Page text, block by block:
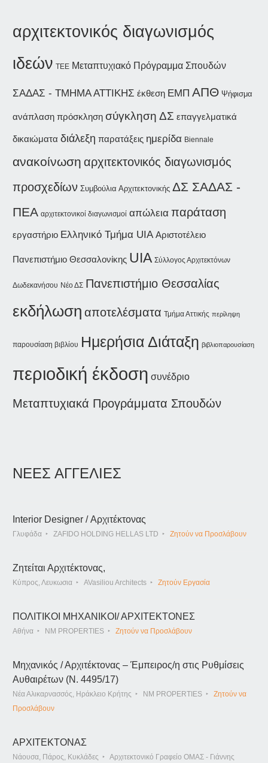
αρχιτεκτονικός διαγωνισμός
ιδεών ΤΕΕ Μεταπτυχιακό Πρόγραμμα Σπουδών
ΣΑΔΑΣ - ΤΜΗΜΑ ΑΤΤΙΚΗΣ έκθεση ΕΜΠ ΑΠΘ Ψήφισμα
ανάπλαση πρόσκληση σύγκληση ΔΣ επαγγελματικά
δικαιώματα διάλεξη παρατάξεις ημερίδα Biennale
ανακοίνωση αρχιτεκτονικός διαγωνισμός
προσχεδίων Συμβούλια Αρχιτεκτονικής ΔΣ ΣΑΔΑΣ -
ΠΕΑ αρχιτεκτονικοί διαγωνισμοί απώλεια παράταση
εργαστήριο Ελληνικό Τμήμα UIA Αριστοτέλειο
Πανεπιστήμιο Θεσσαλονίκης UIA Σύλλογος Αρχιτεκτόνων
Δωδεκανήσου Νέο ΔΣ Πανεπιστήμιο Θεσσαλίας
εκδήλωση αποτελέσματα Τμήμα Αττικής περίληψη
παρουσίαση βιβλίου Ημερήσια Διάταξη βιβλιοπαρουσίαση
περιοδική έκδοση συνέδριο
Μεταπτυχιακά Προγράμματα Σπουδών
ΝΕΕΣ ΑΓΓΕΛΙΕΣ
Interior Designer / Αρχιτέκτονας
Γλυφάδα ZAFIDO HOLDING HELLAS LTD Ζητούν να Προσλάβουν
Ζητείται Αρχιτέκτονας,
Κύπρος, Λευκωσια AVasiliou Architects Ζητούν Εργασία
ΠΟΛΙΤΙΚΟΙ ΜΗΧΑΝΙΚΟΙ/ ΑΡΧΙΤΕΚΤΟΝΕΣ
Αθήνα NM PROPERTIES Ζητούν να Προσλάβουν
Μηχανικός / Αρχιτέκτονας – Έμπειρος/η στις Ρυθμίσεις
Αυθαιρέτων (Ν. 4495/17)
Νέα Αλικαρνασσός, Ηράκλειο Κρήτης NM PROPERTIES
Ζητούν να
Προσλάβουν
ΑΡΧΙΤΕΚΤΟΝΑΣ
Νάουσα, Πάρος, Κυκλάδες Αρχιτεκτονικό Γραφείο ΟΜΑΣ - Γιάννης